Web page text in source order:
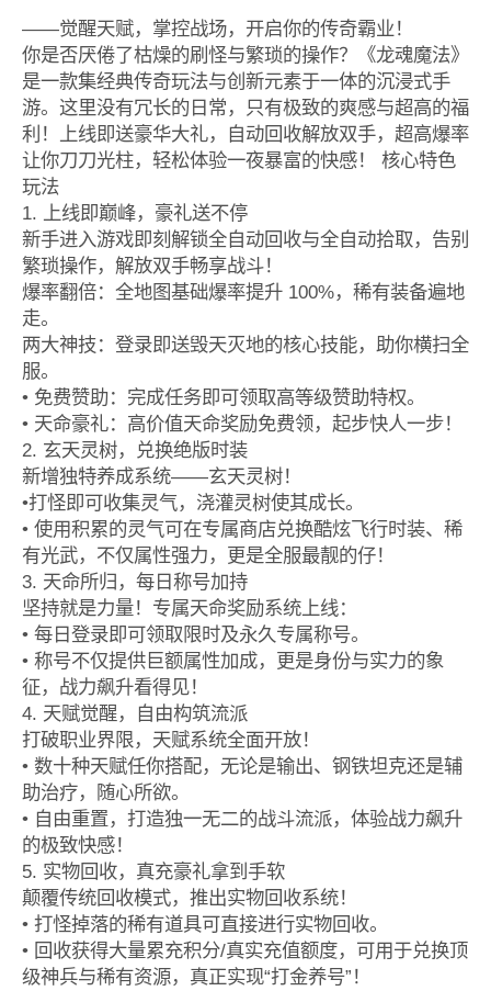
——觉醒天赋，掌控战场，开启你的传奇霸业！
你是否厌倦了枯燥的刷怪与繁琐的操作？《龙魂魔法》
是一款集经典传奇玩法与创新元素于一体的沉浸式手
游。这里没有冗长的日常，只有极致的爽感与超高的福
利！上线即送豪华大礼，自动回收解放双手，超高爆率
让你刀刀光柱，轻松体验一夜暴富的快感！ 核心特色
玩法
1. 上线即巅峰，豪礼送不停
新手进入游戏即刻解锁全自动回收与全自动拾取，告别
繁琐操作，解放双手畅享战斗！
爆率翻倍：全地图基础爆率提升 100%，稀有装备遍地
走。
两大神技：登录即送毁天灭地的核心技能，助你横扫全
服。
• 免费赞助：完成任务即可领取高等级赞助特权。
• 天命豪礼：高价值天命奖励免费领，起步快人一步！
2. 玄天灵树，兑换绝版时装
新增独特养成系统——玄天灵树！
•打怪即可收集灵气，浇灌灵树使其成长。
• 使用积累的灵气可在专属商店兑换酷炫飞行时装、稀
有光武，不仅属性强力，更是全服最靓的仔！
3. 天命所归，每日称号加持
坚持就是力量！专属天命奖励系统上线：
• 每日登录即可领取限时及永久专属称号。
• 称号不仅提供巨额属性加成，更是身份与实力的象
征，战力飙升看得见！
4. 天赋觉醒，自由构筑流派
打破职业界限，天赋系统全面开放！
• 数十种天赋任你搭配，无论是输出、钢铁坦克还是辅
助治疗，随心所欲。
• 自由重置，打造独一无二的战斗流派，体验战力飙升
的极致快感！
5. 实物回收，真充豪礼拿到手软
颠覆传统回收模式，推出实物回收系统！
• 打怪掉落的稀有道具可直接进行实物回收。
• 回收获得大量累充积分/真实充值额度，可用于兑换顶
级神兵与稀有资源，真正实现“打金养号”！